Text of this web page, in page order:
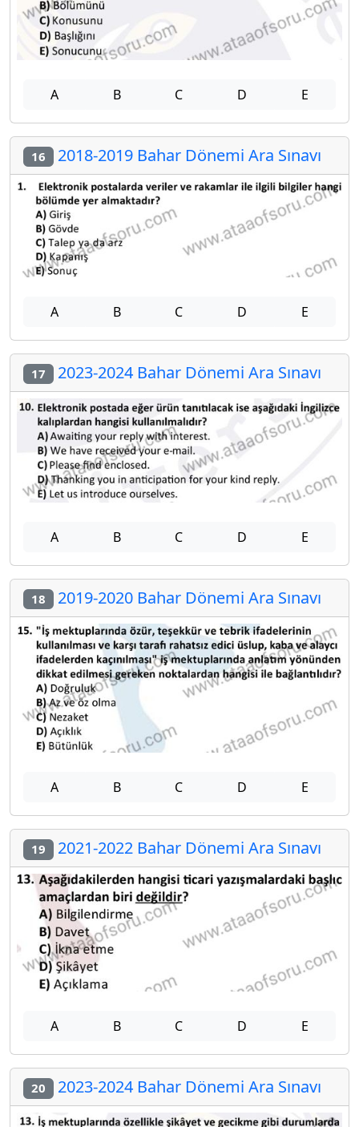
A B C D E
16 2018-2019 Bahar Dönemi Ara Sınavı
A B C D E
17 2023-2024 Bahar Dönemi Ara Sınavı
A B C D E
18 2019-2020 Bahar Dönemi Ara Sınavı
A B C D E
19 2021-2022 Bahar Dönemi Ara Sınavı
A B C D E
20 2023-2024 Bahar Dönemi Ara Sınavı